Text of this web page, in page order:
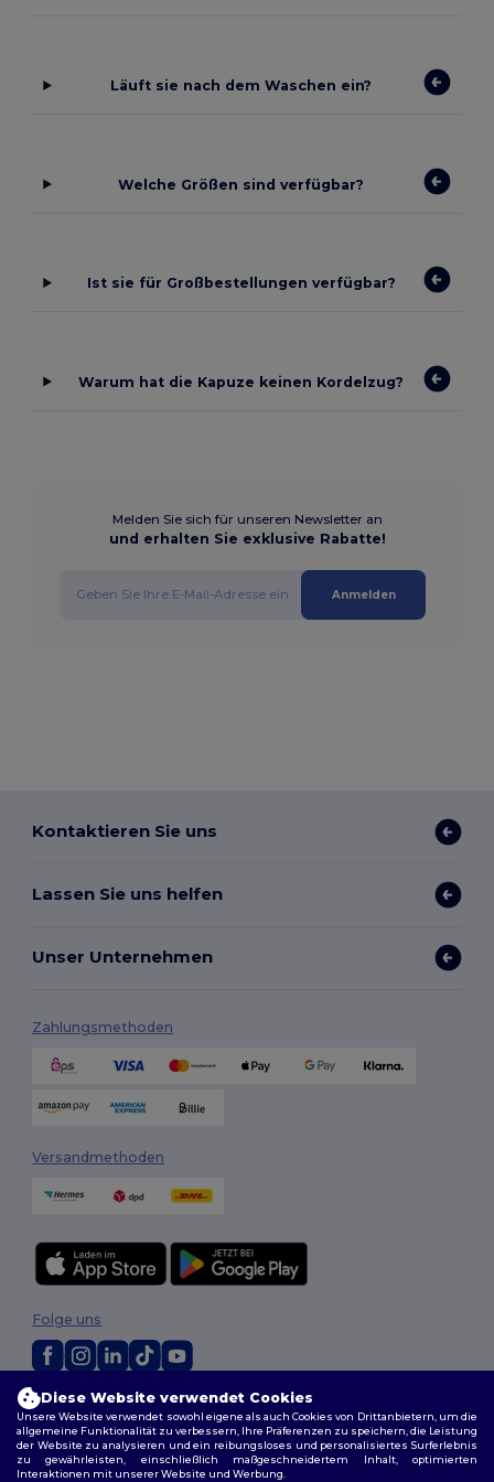
Läuft sie nach dem Waschen ein?
Welche Größen sind verfügbar?
Ist sie für Großbestellungen verfügbar?
Warum hat die Kapuze keinen Kordelzug?
Melden Sie sich für unseren Newsletter an
und erhalten Sie exklusive Rabatte!
Anmelden
Kontaktieren Sie uns
Lassen Sie uns helfen
Unser Unternehmen
Zahlungsmethoden
Versandmethoden
2026. Alle Rechte vorbehalten
Allgemeine Geschäftsbedingungen |Personalisierungsrichtlinien|
Datenschutzbestimmungen| Cookie-Richtlinie|Site Map
Folge uns
Diese Website verwendet Cookies
Unsere Website verwendet sowohl eigene als auch Cookies von Drittanbietern, um die
allgemeine Funktionalität zu verbessern, Ihre Präferenzen zu speichern, die Leistung
der Website zu analysieren und ein reibungsloses und personalisiertes Surferlebnis
zu gewährleisten, einschließlich maßgeschneidertem Inhalt, optimierten
Interaktionen mit unserer Website und Werbung.